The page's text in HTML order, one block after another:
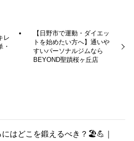
レ
・
【日野市で運動・ダイエッ
トを始めたい方へ】通いや
すいパーソナルジムなら
BEYOND聖蹟桜ヶ丘店
はどこを鍛えるべき？🏖️💪｜